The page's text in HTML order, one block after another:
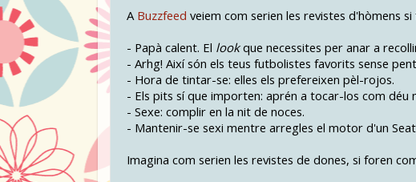
A Buzzfeed veiem com serien les revistes d'hòmens
- Papà calent. El lookque necessites per anar a
- Arhg! Així són els teus futbolistes favorits sense
- Hora de tintar-se: elles els prefereixen pèl-rojos.
- Els pits sí que importen: aprén a tocar-los com déu
- Sexe: complir en la nit de noces.
- Mantenir-se sexi mentre arregles el motor d'un
Imagina com serien les revistes de dones, si foren